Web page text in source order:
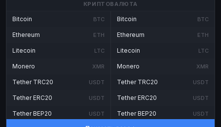
КРИПТОВАЛЮТА
Bitcoin BTC
Ethereum ETH
Litecoin LTC
Monero XMR
Tether TRC20 USDT
Tether ERC20 USDT
Tether BEP20 USDT
Bitcoin BTC
Ethereum ETH
Litecoin LTC
Monero XMR
Tether TRC20 USDT
Tether ERC20 USDT
Tether BEP20 USDT